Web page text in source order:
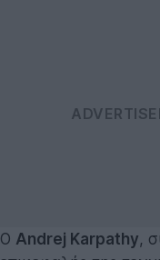
Ο Andrej Karpathy,